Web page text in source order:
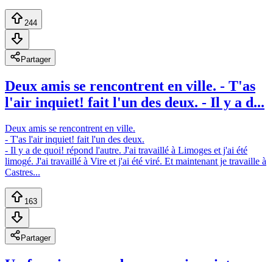
244
Partager
Deux amis se rencontrent en ville. - T'as
l'air inquiet! fait l'un des deux. - Il y a d...
Deux amis se rencontrent en ville.
- T'as l'air inquiet! fait l'un des deux.
- Il y a de quoi! répond l'autre. J'ai travaillé à Limoges et j'ai été
limogé. J'ai travaillé à Vire et j'ai été viré. Et maintenant je travaille à
Castres...
163
Partager